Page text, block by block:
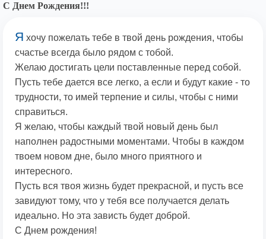
С Днем Рождения!!!
Я хочу пожелать тебе в твой день рождения, чтобы
счастье всегда было рядом с тобой.
Желаю достигать цели поставленные перед собой.
Пусть тебе дается все легко, а если и будут какие - то
трудности, то имей терпение и силы, чтобы с ними
справиться.
Я желаю, чтобы каждый твой новый день был
наполнен радостными моментами. Чтобы в каждом
твоем новом дне, было много приятного и
интересного.
Пусть вся твоя жизнь будет прекрасной, и пусть все
завидуют тому, что у тебя все получается делать
идеально. Но эта зависть будет доброй.
С Днем рождения!